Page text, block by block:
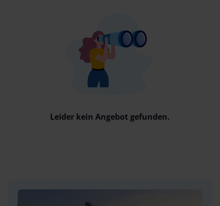
Leider kein Angebot gefunden.